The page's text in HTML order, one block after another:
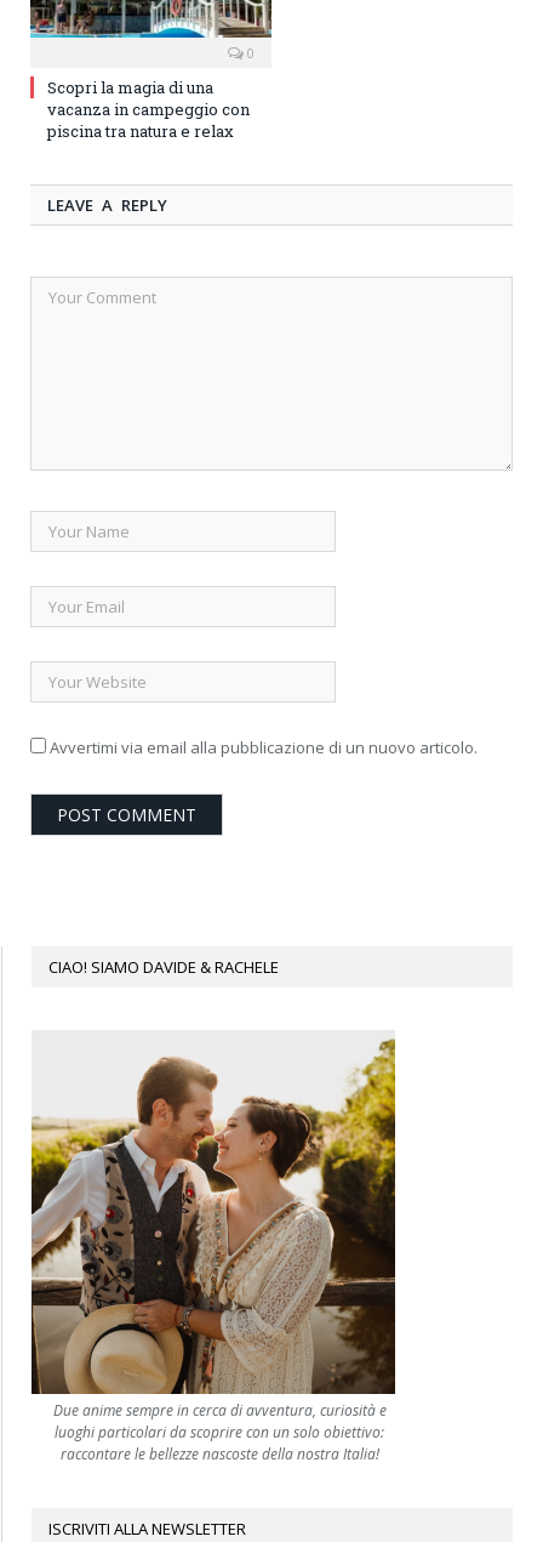
0
Scopri la magia di una
vacanza in campeggio con
piscina tra natura e relax
LEAVE A REPLY
Avvertimi via email alla pubblicazione di un nuovo articolo.
CIAO! SIAMO DAVIDE & RACHELE
Due anime sempre in cerca di avventura, curiosità e
luoghi particolari da scoprire con un solo obiettivo:
raccontare le bellezze nascoste della nostra Italia!
ISCRIVITI ALLA NEWSLETTER